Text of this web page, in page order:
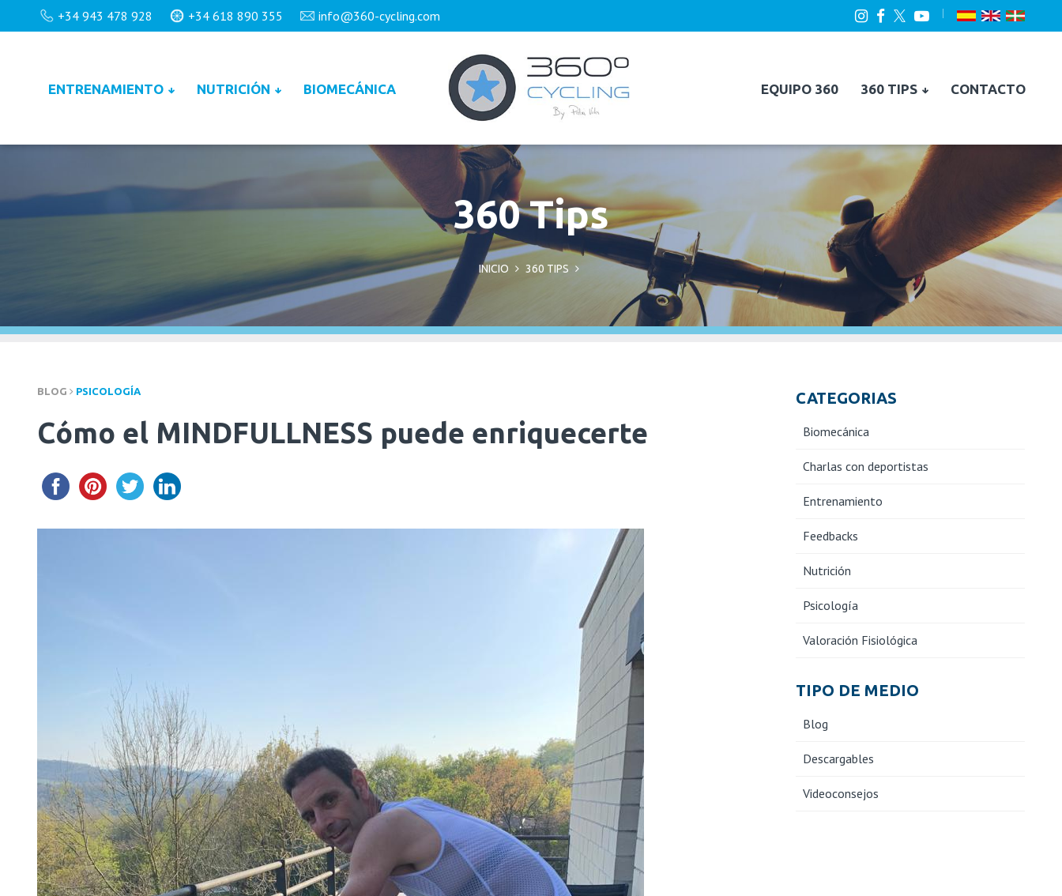
+34 943 478 928 +34 618 890 355 info@360-cycling.com
ENTRENAMIENTO NUTRICIÓN BIOMECÁNICA EQUIPO 360 360 TIPS CONTACTO
360 Tips
INICIO 360 TIPS
BLOG PSICOLOGÍA
Cómo el MINDFULLNESS puede enriquecerte
CATEGORIAS
Biomecánica
Charlas con deportistas
Entrenamiento
Feedbacks
Nutrición
Psicología
Valoración Fisiológica
TIPO DE MEDIO
Blog
Descargables
Videoconsejos